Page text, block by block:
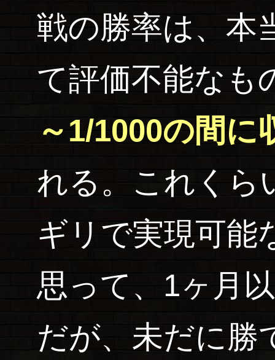
戦の勝率は、本
て評価不能なも
～1/1000の間に
れる。これくら
ギリで実現可
思って、1ヶ月
だが、未だに勝